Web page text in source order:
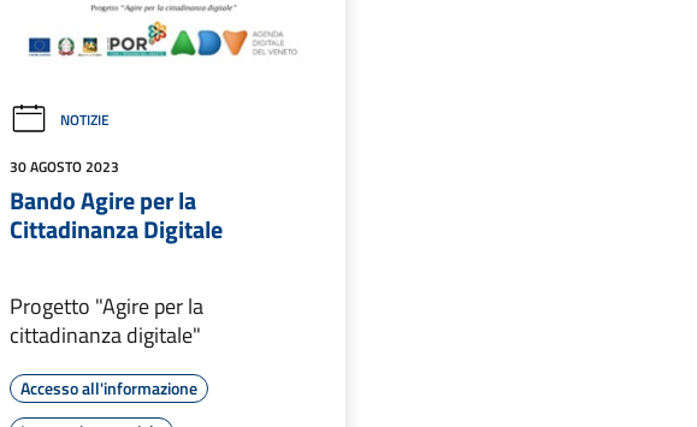
NOTIZIE
30 AGOSTO 2023
Bando Agire per la
Cittadinanza Digitale
Progetto "Agire per la
cittadinanza digitale"
Accesso all'informazione